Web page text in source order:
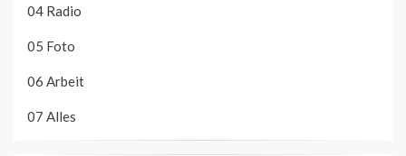
04 Radio
05 Foto
06 Arbeit
07 Alles